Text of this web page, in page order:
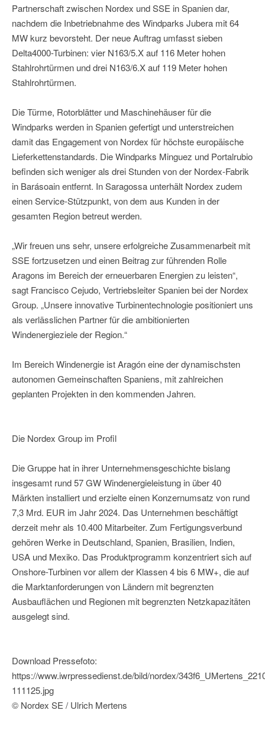
Partnerschaft zwischen Nordex und SSE in Spanien dar,
nachdem die Inbetriebnahme des Windparks Jubera mit 64
MW kurz bevorsteht. Der neue Auftrag umfasst sieben
Delta4000-Turbinen: vier N163/5.X auf 116 Meter hohen
Stahlrohrtürmen und drei N163/6.X auf 119 Meter hohen
Stahlrohrtürmen.
Die Türme, Rotorblätter und Maschinehäuser für die
Windparks werden in Spanien gefertigt und unterstreichen
damit das Engagement von Nordex für höchste europäische
Lieferkettenstandards. Die Windparks Minguez und Portalrubio
befinden sich weniger als drei Stunden von der Nordex-Fabrik
in Barásoain entfernt. In Saragossa unterhält Nordex zudem
einen Service-Stützpunkt, von dem aus Kunden in der
gesamten Region betreut werden.
„Wir freuen uns sehr, unsere erfolgreiche Zusammenarbeit mit
SSE fortzusetzen und einen Beitrag zur führenden Rolle
Aragons im Bereich der erneuerbaren Energien zu leisten“,
sagt Francisco Cejudo, Vertriebsleiter Spanien bei der Nordex
Group. „Unsere innovative Turbinentechnologie positioniert uns
als verlässlichen Partner für die ambitionierten
Windenergieziele der Region.“
Im Bereich Windenergie ist Aragón eine der dynamischsten
autonomen Gemeinschaften Spaniens, mit zahlreichen
geplanten Projekten in den kommenden Jahren.
Die Nordex Group im Profil
Die Gruppe hat in ihrer Unternehmensgeschichte bislang
insgesamt rund 57 GW Windenergieleistung in über 40
Märkten installiert und erzielte einen Konzernumsatz von rund
7,3 Mrd. EUR im Jahr 2024. Das Unternehmen beschäftigt
derzeit mehr als 10.400 Mitarbeiter. Zum Fertigungsverbund
gehören Werke in Deutschland, Spanien, Brasilien, Indien,
USA und Mexiko. Das Produktprogramm konzentriert sich auf
Onshore-Turbinen vor allem der Klassen 4 bis 6 MW+, die auf
die Marktanforderungen von Ländern mit begrenzten
Ausbauflächen und Regionen mit begrenzten Netzkapazitäten
ausgelegt sind.
Download Pressefoto:
https://www.iwrpressedienst.de/bild/nordex/
111125.jpg
© Nordex SE / Ulrich Mertens